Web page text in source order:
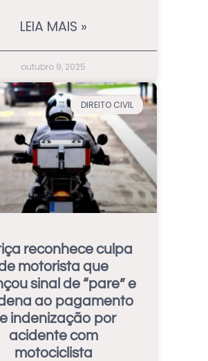
LEIA MAIS »
outubro 9, 2025
DIREITO CIVIL
reconhece culpa
motorista que
sinal de “pare” e
ao pagamento
indenização por
acidente com
motociclista